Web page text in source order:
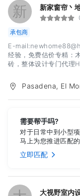
新 新家窗帘丶
承包商
E-
经验，免费估价专精：
砖，整体设计专门代理
Pasadena, El
需要帮手吗?
对于日常中到小型
马上为您推进匹配
立即匹配
大视野室内